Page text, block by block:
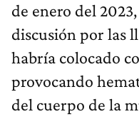
de enero del
discusión por las
habría colocado
provocando
del cuerpo de la